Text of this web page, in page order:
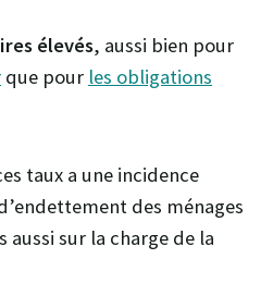
élevés, aussi bien pour
que pour les obligations
taux a une incidence
des ménages
aussi sur la charge de la